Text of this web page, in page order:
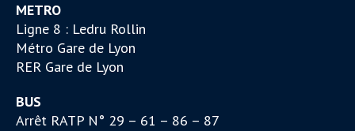
METRO
Ligne 8 : Ledru Rollin
Métro Gare de Lyon
RER Gare de Lyon
BUS
Arrêt RATP N° 29 – 61 – 86 – 87